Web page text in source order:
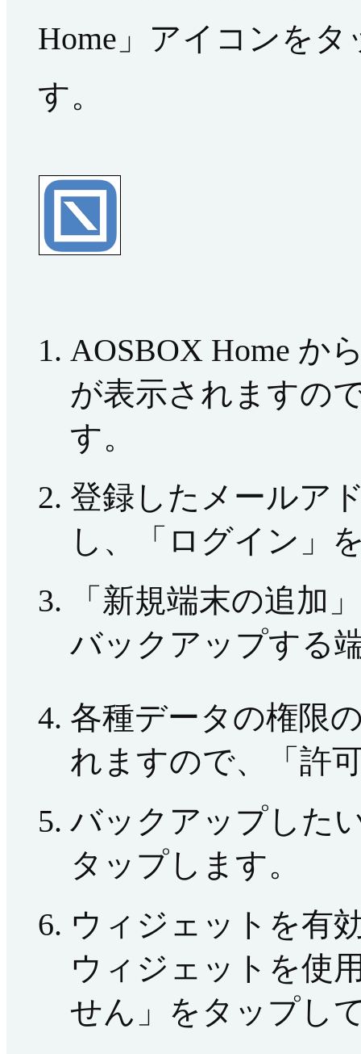
Home」アイコンを
す。
AOSBOX Home か
が表示されますの
す。
登録したメールア
し、「ログイン」
「新規端末の追加
バックアップする
各種データの権限
れますので、「許
バックアップした
タップします。
ウィジェットを有
ウィジェットを使
せん」をタップし